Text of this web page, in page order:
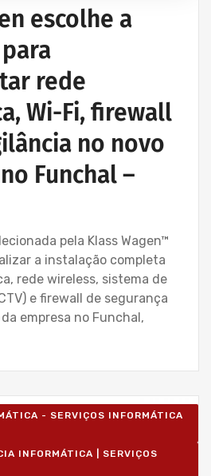
escolhe a
rede
Wi-Fi, firewall
no novo
Funchal –
pela Klass Wagen™
a instalação completa
rede wireless, sistema de
e firewall de segurança
empresa no Funchal,
- SERVIÇOS INFORMÁTICA
INFORMÁTICA | SERVIÇOS